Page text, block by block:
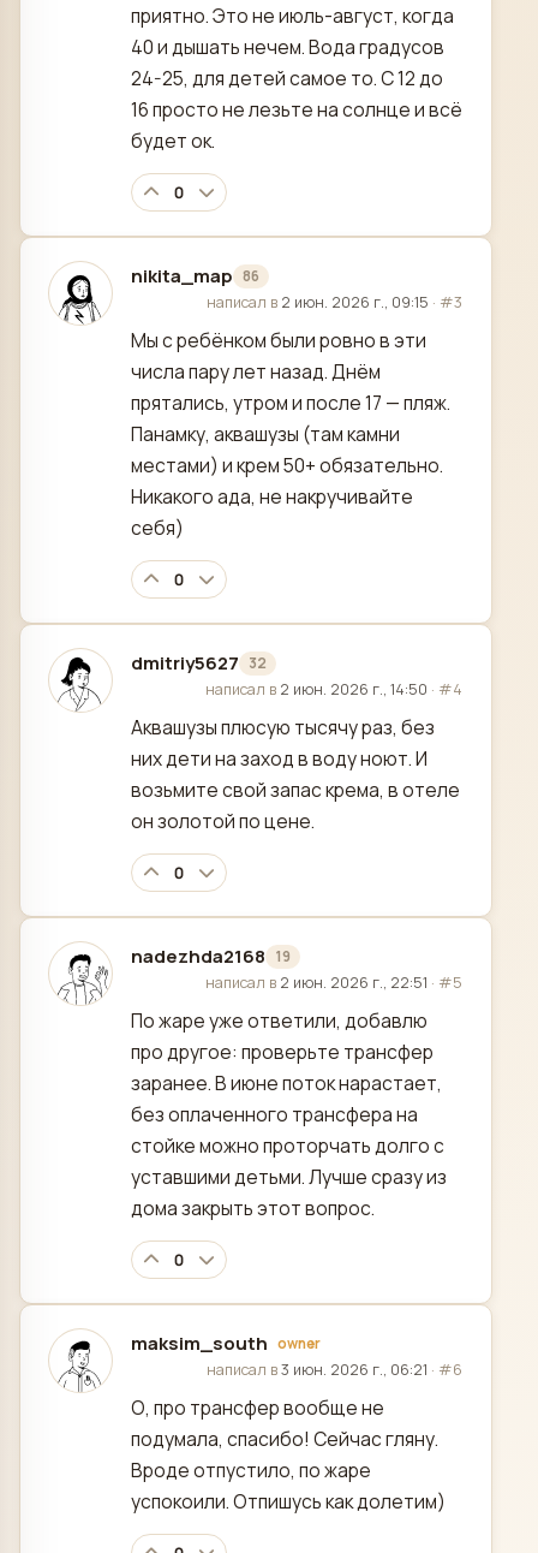
приятно. Это не июль-август, когда
40 и дышать нечем. Вода градусов
24-25, для детей самое то. С 12 до
16 просто не лезьте на солнце и всё
будет ок.
0
nikita_map 86
отредактировано
написал в 2 июн. 2026 г., 09:15 · #3
Мы с ребёнком были ровно в эти
числа пару лет назад. Днём
прятались, утром и после 17 — пляж.
Панамку, аквашузы (там камни
местами) и крем 50+ обязательно.
Никакого ада, не накручивайте
себя)
0
dmitriy5627 32
отредактировано
написал в 2 июн. 2026 г., 14:50 · #4
Аквашузы плюсую тысячу раз, без
них дети на заход в воду ноют. И
возьмите свой запас крема, в отеле
он золотой по цене.
0
nadezhda2168 19
отредактировано
написал в 2 июн. 2026 г., 22:51 · #5
По жаре уже ответили, добавлю
про другое: проверьте трансфер
заранее. В июне поток нарастает,
без оплаченного трансфера на
стойке можно проторчать долго с
уставшими детьми. Лучше сразу из
дома закрыть этот вопрос.
0
maksim_south owner
отредактировано
написал в3 июн. 2026 г., 06:21 · #6
О, про трансфер вообще не
подумала, спасибо! Сейчас гляну.
Вроде отпустило, по жаре
успокоили. Отпишусь как долетим)